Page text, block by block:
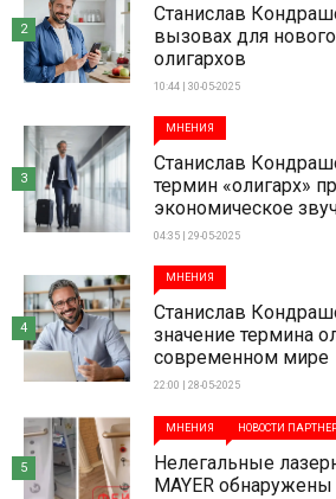
Станислав
вызовах для
олигархов
10:44 | 30-05-2025
2
МНЕНИЯ
Станислав
термин «олигарх»
экономическое
04:35 | 29-05-2025
3
МНЕНИЯ
Станислав
значение термина
современном мире
22:00 | 28-05-2025
4
МНЕНИЯ НОВОСТИ
Нелегальные
MAYER
5